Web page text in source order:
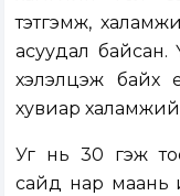
тэтгэмж,
асуудал байсан.
хэлэлцэж байх
хувиар
Уг нь 30 гэж
сайд нар маань